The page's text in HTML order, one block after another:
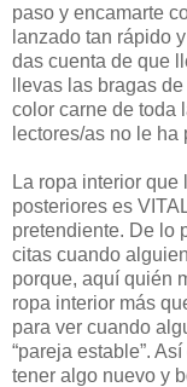
paso y encamarte
lanzado tan rápido
das cuenta de que
llevas las bragas
color carne de toda
lectores/as no le ha
La ropa interior
posteriores es
pretendiente. De lo
citas cuando
porque, aquí quién
ropa interior más
para ver cuando
“pareja estable”.
tener algo nuevo y